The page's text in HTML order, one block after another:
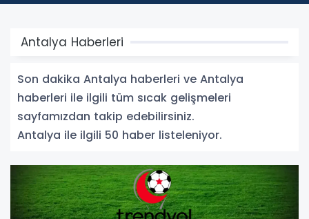
Antalya Haberleri
Son dakika Antalya haberleri ve Antalya
haberleri ile ilgili tüm sıcak gelişmeleri
sayfamızdan takip edebilirsiniz.
Antalya ile ilgili 50 haber listeleniyor.